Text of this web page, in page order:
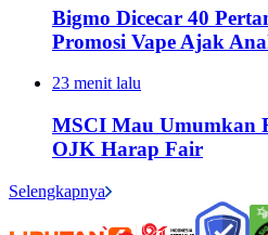
Bigmo Dicecar 40
Promosi Vape Ajak
23 menit lalu
MSCI Mau Umumkan
OJK Harap Fair
Selengkapnya